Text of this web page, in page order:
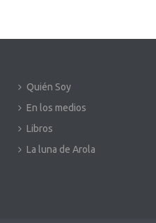
Quién Soy
En los medios
Libros
La luna de Arola